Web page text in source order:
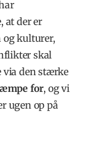
at der er
og kulturer,
skal
via den stærke
for, og vi
ugen op på